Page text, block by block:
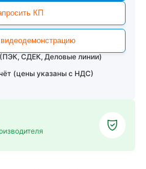
КП
СДЕК, Деловые линии)
(цены указаны с НДС)